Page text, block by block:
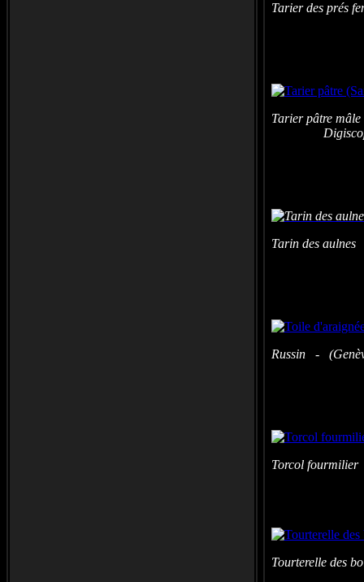
Tarier des prés
Tarier pâtre
Tarin des
Russin -
Torcol fourmilier
Tourterelle des